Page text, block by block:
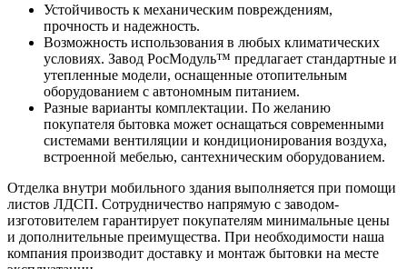
Устойчивость к механическим повреждениям,
прочность и надежность.
Возможность использования в любых климатических
условиях. Завод РосМодуль™ предлагает стандартные и
утепленные модели, оснащенные отопительным
оборудованием с автономным питанием.
Разные варианты комплектации. По желанию
покупателя бытовка может оснащаться современными
системами вентиляции и кондиционирования воздуха,
встроенной мебелью, сантехническим оборудованием.
Отделка внутри мобильного здания выполняется при помощи
листов ЛДСП. Сотрудничество напрямую с заводом-
изготовителем гарантирует покупателям минимальные цены
и дополнительные преимущества. При необходимости наша
компания производит доставку и монтаж бытовки на месте